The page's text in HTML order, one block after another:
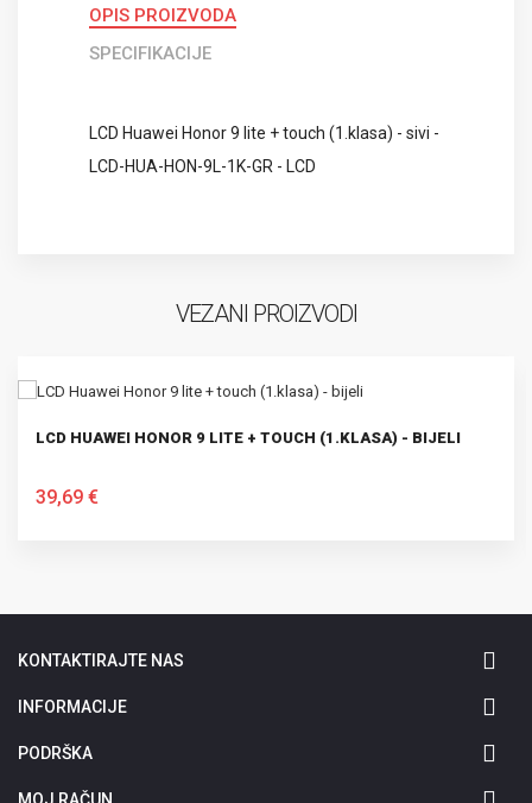
OPIS PROIZVODA
SPECIFIKACIJE
LCD Huawei Honor 9 lite + touch (1.klasa) - sivi -
LCD-HUA-HON-9L-1K-GR - LCD
VEZANI PROIZVODI
LCD HUAWEI HONOR 9 LITE + TOUCH (1.KLASA) - BIJELI
39,69 €
KONTAKTIRAJTE NAS
INFORMACIJE
PODRŠKA